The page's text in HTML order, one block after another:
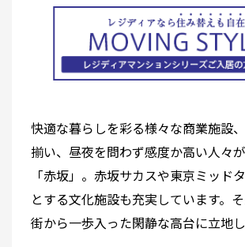
快適な暮らしを彩る様々な商業施設
揃い、昼夜を問わず感度か高い人々が
「赤坂」。赤坂サカスや東京ミッド
とする文化施設も充実しています。
街から一歩入った閑静な高台に立地し